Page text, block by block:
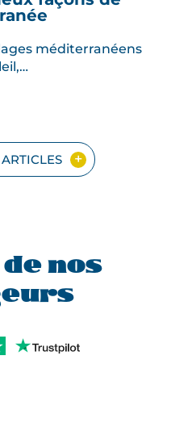
méditerranéens
nos